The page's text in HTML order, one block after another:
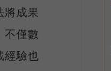
將成果
不僅數
經驗也